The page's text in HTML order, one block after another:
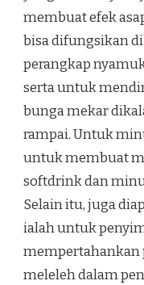
membuat efek
bisa difungsikan
perangkap
serta untuk
bunga mekar
rampai. Untuk
untuk membuat
softdrink dan
Selain itu, juga
ialah untuk
mempertahankan
meleleh dalam